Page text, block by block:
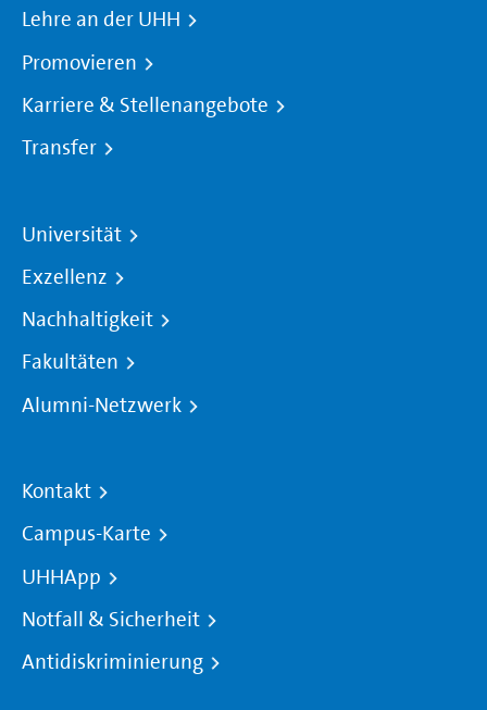
Lehre an der UHH
Promovieren
Karriere & Stellenangebote
Transfer
Universität
Exzellenz
Nachhaltigkeit
Fakultäten
Alumni-Netzwerk
Kontakt
Campus-Karte
UHHApp
Notfall & Sicherheit
Antidiskriminierung